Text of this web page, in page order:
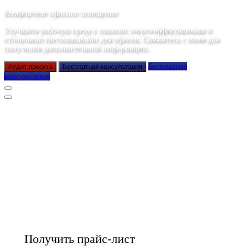
Комфортное офисное освещение
Улучшите рабочую среду с нашими энергоэффективными и
стильными светильниками для офисов. Свяжитесь с нами для
получения дополнительной информации.
Аудит проекта Бесплатная консультация
Бесплатная
консультация
Получить прайс-лист